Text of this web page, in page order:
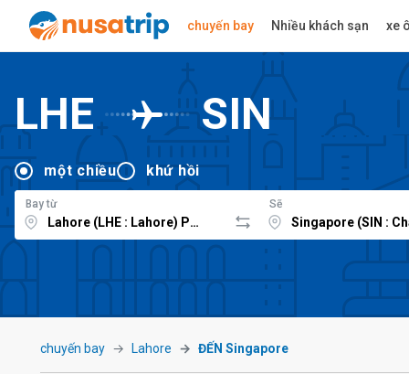
chuyến bay Nhiều khách sạn xe
LHE SIN
một chiều khứ hồi
Bay từ Sẽ
chuyến bay Lahore ĐẾN Singapore